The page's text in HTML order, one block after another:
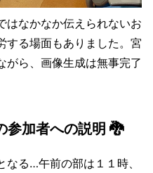
はなかなか伝えられないお
する場面もありました。宮
がら、画像生成は無事完了
参加者への説明 🐉
る…午前の部は１１時、